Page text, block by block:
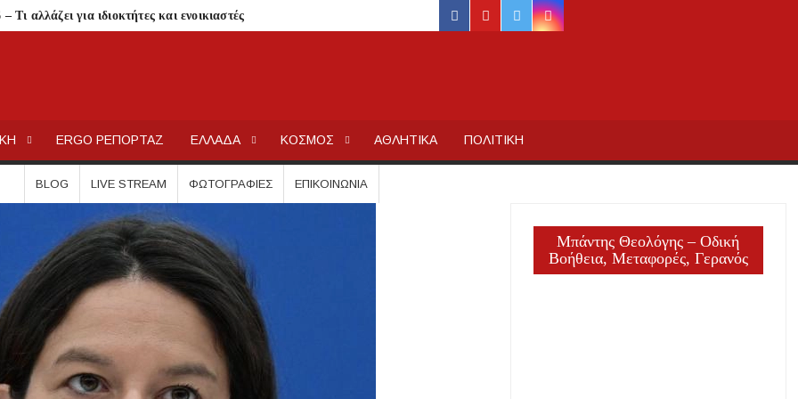
αλλάζει για ιδιοκτήτες και ενοικιαστές
και πρόστιμα μετά τους ελέγχους
Δικαίωση της διεκδίκησης του Δήμου Πολυγύρου
ύδρευση και αποχέτευση
Μακεδονίας
του Σωτήρος στην Παραλία Διονυσίου
facebook
youtubetwitterinstagram
ERGO ΡΕΠΟΡΤΑΖ ΕΛΛΑΔΑ ΚΟΣΜΟΣ ΑΘΛΗΤΙΚΑ ΠΟΛΙΤΙΚΗ
BLOG LIVE STREAM ΦΩΤΟΓΡΑΦΊΕΣ ΕΠΙΚΟΙΝΩΝΊΑ
Μπάντης Θεολόγης – Οδική
Βοήθεια, Μεταφορές, Γερανός